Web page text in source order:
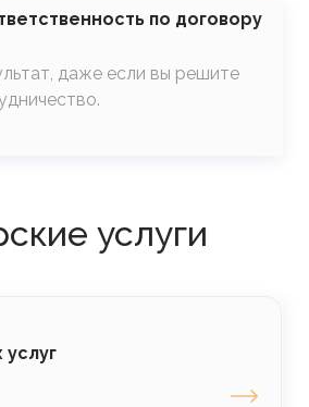
по договору
даже если вы решите
услуги
услуг